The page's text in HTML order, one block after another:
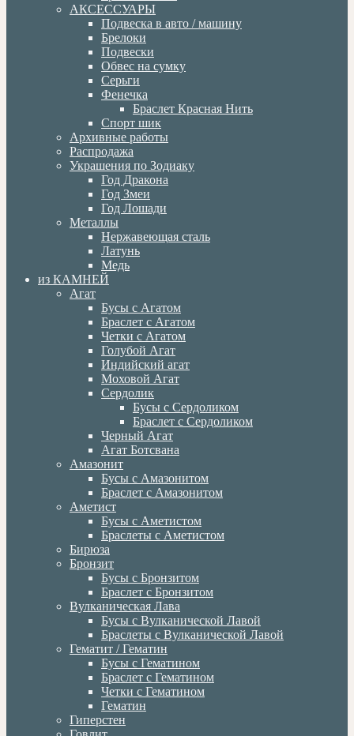
АКСЕССУАРЫ
Подвеска в авто / машину
Брелоки
Подвески
Обвес на сумку
Серьги
Фенечка
Браслет Красная Нить
Спорт шик
Архивные работы
Распродажа
Украшения по Зодиаку
Год Дракона
Год Змеи
Год Лошади
Металлы
Нержавеющая сталь
Латунь
Медь
из КАМНЕЙ
Агат
Бусы с Агатом
Браслет с Агатом
Четки с Агатом
Голубой Агат
Индийский агат
Моховой Агат
Сердолик
Бусы с Сердоликом
Браслет с Сердоликом
Черный Агат
Агат Ботсвана
Амазонит
Бусы с Амазонитом
Браслет с Амазонитом
Аметист
Бусы с Аметистом
Браслеты с Аметистом
Бирюза
Бронзит
Бусы с Бронзитом
Браслет с Бронзитом
Вулканическая Лава
Бусы с Вулканической Лавой
Браслеты с Вулканической Лавой
Гематит / Гематин
Бусы с Гематином
Браслет с Гематином
Четки с Гематином
Гематин
Гиперстен